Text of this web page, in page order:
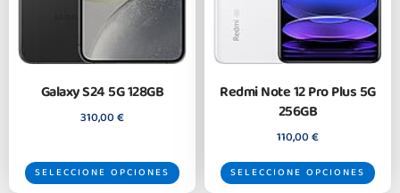
Galaxy S24 5G 128GB
310,00€
SELECCIONE OPCIONES
Redmi Note 12 Pro Plus 5G
256GB
110,00€
SELECCIONE OPCIONES